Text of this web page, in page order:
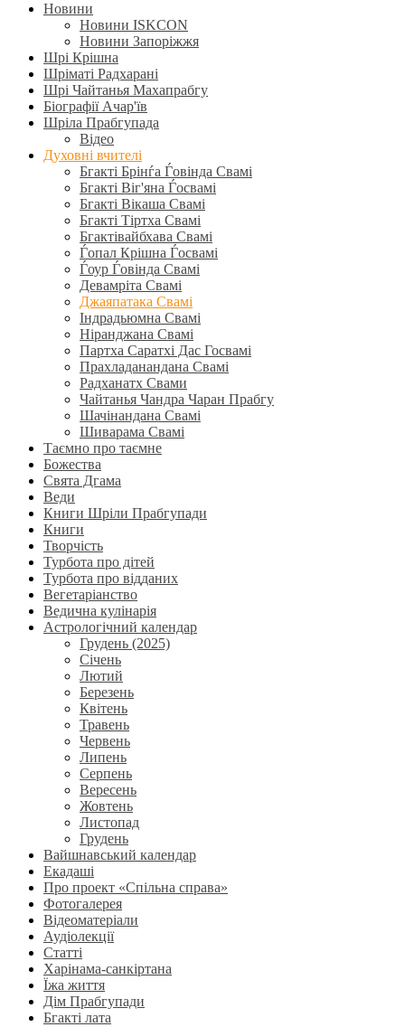
Новини
Новини ISKCON
Новини Запоріжжя
Шрі Крішна
Шріматі Радхарані
Шрі Чайтанья Махапрабгу
Біографії Ачар'їв
Шріла Прабгупада
Відео
Духовні вчителі
Бгакті Брінѓа Ѓовінда Свамі
Бгакті Віг'яна Ѓосвамі
Бгакті Вікаша Свамі
Бгакті Тіртха Свамі
Бгактівайбхава Свамі
Ѓопал Крішна Ѓосвамі
Ѓоур Ѓовінда Свамі
Девамріта Свамі
Джаяпатака Свамі
Індрадьюмна Свамі
Ніранджана Свамі
Партха Саратхі Дас Госвамі
Прахладанандана Свамі
Радханатх Свами
Чайтанья Чандра Чаран Прабгу
Шачінандана Свамі
Шиварама Свамі
Таємно про таємне
Божества
Свята Дгама
Веди
Книги Шріли Прабгупади
Книги
Творчість
Турбота про дітей
Турбота про відданих
Вегетаріанство
Ведична кулінарія
Астрологічний календар
Грудень (2025)
Січень
Лютий
Березень
Квітень
Травень
Червень
Липень
Серпень
Вересень
Жовтень
Листопад
Грудень
Вайшнавський календар
Екадаші
Про проект «Спільна справа»
Фотогалерея
Відеоматеріали
Аудіолекції
Статті
Харінама-санкіртана
Їжа життя
Дім Прабгупади
Бгакті лата